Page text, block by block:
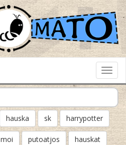
hauska sk harrypotter
moi putoatjos hauskat